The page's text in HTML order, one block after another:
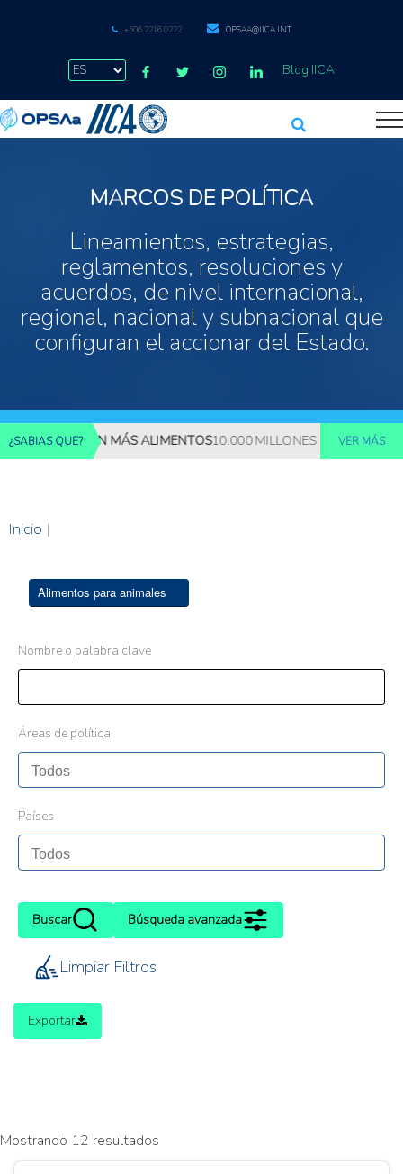
+506 2216 0222 OPSAA@IICA.INT
Blog IICA
MARCOS DE POLÍTICA
Lineamientos, estrategias,
reglamentos, resoluciones y
acuerdos, de nivel internacional,
regional, nacional y subnacional que
configuran el accionar del Estado.
¿SABIAS QUE?MÁS ALIMENTOS10.000 MILLONES DE PERSONAS
VER MÁS
Inicio |
Alimentos para animales
Nombre o palabra clave
Áreas de política
Países
Buscar Búsqueda avanzada
Limpiar Filtros
Exportar
Mostrando 12 resultados